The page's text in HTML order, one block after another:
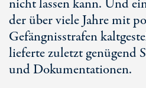
nicht lassen kann. Und
der über viele Jahre mit
Gefängnisstrafen
lieferte zuletzt genügend
und Dokumentationen.